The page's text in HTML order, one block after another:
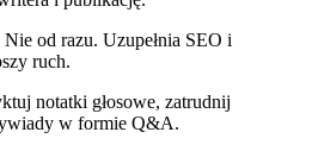
Nie od razu. Uzupełnia SEO i
ruch.
notatki głosowe, zatrudnij
w formie Q&A.